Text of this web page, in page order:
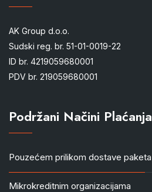
AK Group d.o.o.
Sudski reg. br. 51-01-0019-22
ID br. 4219059680001
PDV br. 219059680001
Podržani Načini Plaćanja
Pouzećem prilikom dostave paketa
Mikrokreditnim organizacijama